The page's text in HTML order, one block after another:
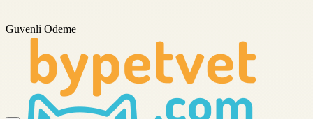
Guvenli Odeme